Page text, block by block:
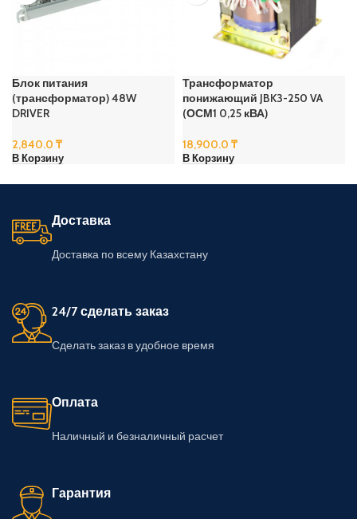
Блок питания
(трансформатор) 48W
DRIVER
2,840.0 ₸
В Корзину
Трансформатор
понижающий JBK3-250 VA
(ОСМ1 0,25 кВА)
18,900.0 ₸
В Корзину
Доставка
Доставка по всему Казахстану
24/7 сделать заказ
Сделать заказ в удобное время
Оплата
Наличный и безналичный расчет
Гарантия